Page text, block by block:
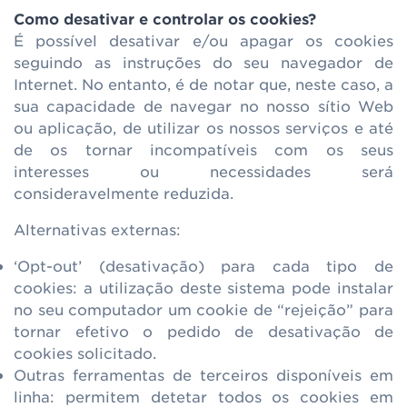
Como desativar e controlar os cookies?
É possível desativar e/ou apagar os cookies
seguindo as instruções do seu navegador de
Internet. No entanto, é de notar que, neste caso, a
sua capacidade de navegar no nosso sítio Web
ou aplicação, de utilizar os nossos serviços e até
de os tornar incompatíveis com os seus
interesses ou necessidades será
consideravelmente reduzida.
Alternativas externas:
‘Opt-out’ (desativação) para cada tipo de
cookies: a utilização deste sistema pode instalar
no seu computador um cookie de “rejeição” para
tornar efetivo o pedido de desativação de
cookies solicitado.
Outras ferramentas de terceiros disponíveis em
linha: permitem detetar todos os cookies em